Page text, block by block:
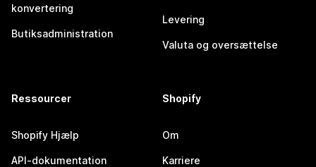
konvertering
Butiksadministration
Levering
Valuta og oversættelse
Ressourcer
Shopify Hjælp
API-dokumentation
Shopify
Om
Karriere